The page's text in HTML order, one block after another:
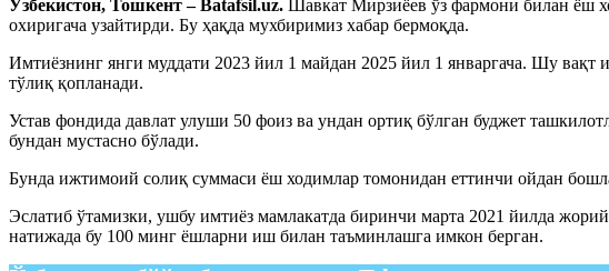
Ўзбекистон, Тошкент – Batafsil.uz. Шавкат Мирзиёев ўз фармони билан ёш
охиригача узайтирди. Бу ҳақда мухбиримиз хабар бермоқда.
Имтиёзнинг янги муддати 2023 йил 1 майдан 2025 йил 1 январгача. Шу
тўлиқ қопланади.
Устав фондида давлат улуши 50 фоиз ва ундан ортиқ бўлган буджет
бундан мустасно бўлади.
Бунда ижтимоий солиқ суммаси ёш ходимлар томонидан еттинчи ойдан
Эслатиб ўтамизки, ушбу имтиёз мамлакатда биринчи марта 2021 йилда
натижада бу 100 минг ёшларни иш билан таъминлашга имкон берган.